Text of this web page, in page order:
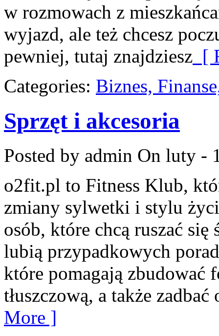
w rozmowach z
wyjazd, ale też chcesz
pewniej, tutaj znajdziesz [
Categories: Biznes,
Sprzęt i akcesoria
Posted by admin On luty -
o2fit.pl to Fitness Klub,
zmiany sylwetki i stylu
osób, które chcą ruszać
lubią przypadkowych
które pomagają zbudować
tłuszczową, a także
More ]